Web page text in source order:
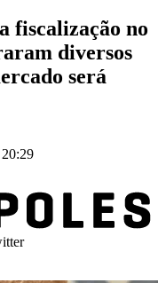
fiscalização no
diversos
será